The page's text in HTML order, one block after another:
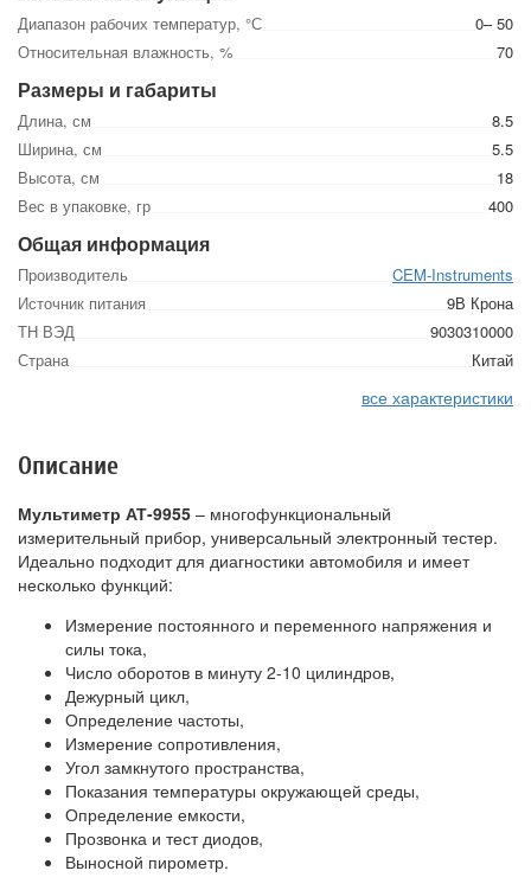
Диапазон рабочих температур, °С
0– 50
Относительная влажность, %
70
Размеры и габариты
Длина, см
8.5
Ширина, см
5.5
Высота, см
18
Вес в упаковке, гр
400
Общая информация
Производитель
CEM-Instruments
Источник питания
9В Крона
ТН ВЭД
9030310000
Страна
Китай
все характеристики
Описание
Мультиметр АТ-9955 – многофункциональный
измерительный прибор, универсальный электронный тестер.
Идеально подходит для диагностики автомобиля и имеет
несколько функций:
Измерение постоянного и переменного напряжения и
силы тока,
Число оборотов в минуту 2-10 цилиндров,
Дежурный цикл,
Определение частоты,
Измерение сопротивления,
Угол замкнутого пространства,
Показания температуры окружающей среды,
Определение емкости,
Прозвонка и тест диодов,
Выносной пирометр.